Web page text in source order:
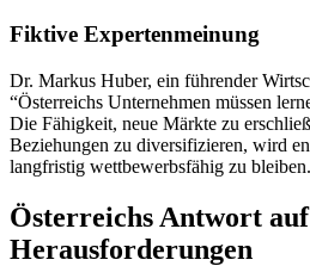
Fiktive Expertenmeinung
Dr. Markus Huber, ein führender
“Österreichs Unternehmen müssen
Die Fähigkeit, neue Märkte zu
Beziehungen zu diversifizieren, wird
langfristig wettbewerbsfähig zu
Österreichs Antwort
Herausforderungen